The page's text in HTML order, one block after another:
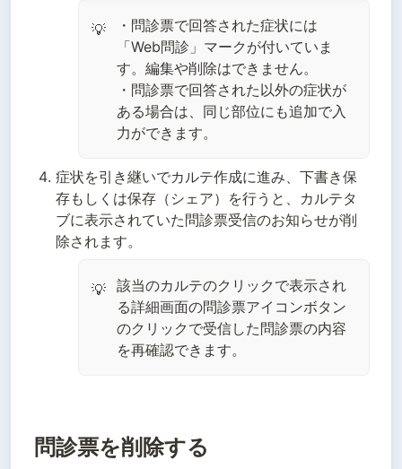
💡
・問診票で回答された症状には
「Web問診」マークが付いていま
す。編集や削除はできません。
・問診票で回答された以外の症状が
ある場合は、同じ部位にも追加で入
力ができます。
症状を引き継いでカルテ作成に進み、下書き保
存もしくは保存（シェア）を行うと、カルテタ
ブに表示されていた問診票受信のお知らせが削
除されます。
💡
該当のカルテのクリックで表示され
る詳細画面の問診票アイコンボタン
のクリックで受信した問診票の内容
を再確認できます。
問診票を削除する